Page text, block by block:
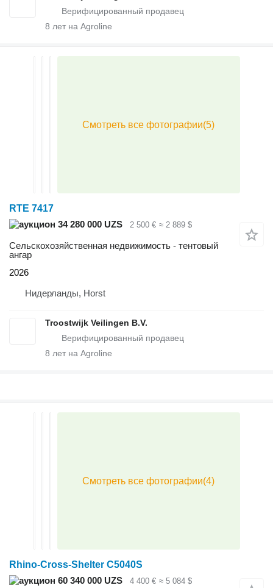
8 лет на Agroline
RTE 7417
34 280 000 UZS
2 500 € ≈ 2 889 $
Сельскохозяйственная недвижимость - тентовый
ангар
2026
Нидерланды, Horst
Troostwijk Veilingen B.V.
8 лет на Agroline
Rhino-Cross-Shelter C5040S
60 340 000 UZS
4 400 € ≈ 5 084 $